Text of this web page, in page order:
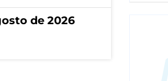
de 2026